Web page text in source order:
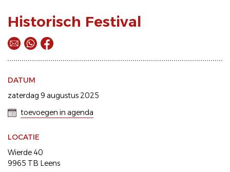
Historisch Festival
DATUM
zaterdag 9 augustus 2025
toevoegen in agenda
LOCATIE
Wierde 40
9965 TB Leens